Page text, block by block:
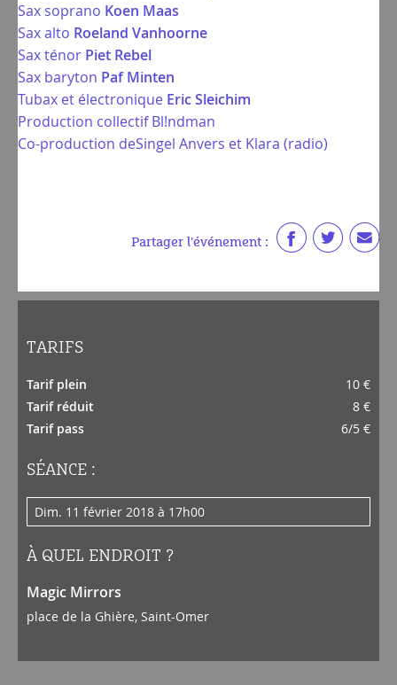
Sax soprano Koen Maas
Sax alto Roeland Vanhoorne
Sax ténor Piet Rebel
Sax baryton Paf Minten
Tubax et électronique Eric Sleichim
Production collectif Bl!ndman
Co-production deSingel Anvers et Klara (radio)
Partager l'événement :
TARIFS
Tarif plein
10 €
Tarif réduit
8 €
Tarif pass
6/5 €
SÉANCE :
dim. 11 février 2018 à 17h00
À QUEL ENDROIT ?
Magic Mirrors
place de la Ghière, Saint-Omer